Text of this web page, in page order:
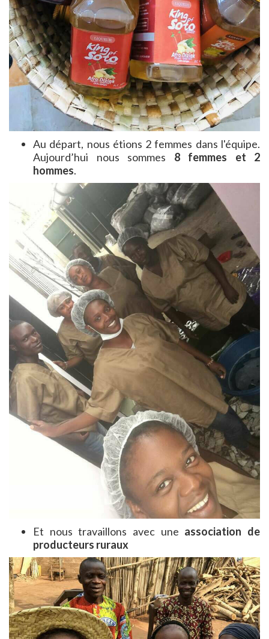
Au départ, nous étions 2 femmes dans l'équipe.
Aujourd’hui nous sommes 8 femmes et 2
hommes.
Et nous travaillons avec une association de
producteurs ruraux